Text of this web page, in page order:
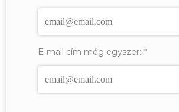
E-mail cím még egyszer: *